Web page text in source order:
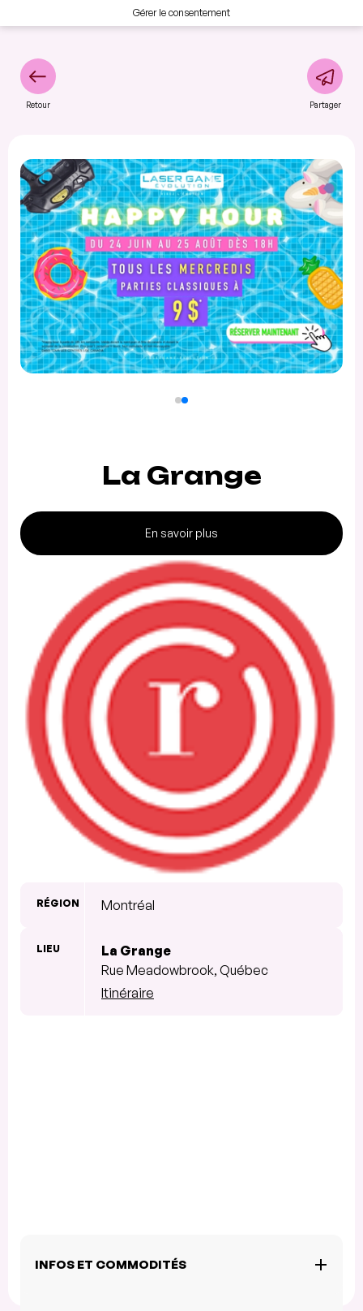
Gérer le consentement
Retour Partager
La Grange
En savoir plus
RÉGION Montréal
LIEU
La Grange
Rue Meadowbrook, Québec
Itinéraire
INFOS ET COMMODITÉS